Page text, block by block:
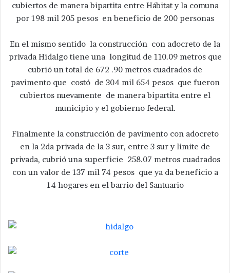
cubiertos de manera bipartita entre Hábitat y la comuna
por 198 mil 205 pesos en beneficio de 200 personas
En el mismo sentido la construcción con adocreto de la
privada Hidalgo tiene una longitud de 110.09 metros que
cubrió un total de 672 .90 metros cuadrados de
pavimento que costó de 304 mil 654 pesos que fueron
cubiertos nuevamente de manera bipartita entre el
municipio y el gobierno federal.
Finalmente la construcción de pavimento con adocreto
en la 2da privada de la 3 sur, entre 3 sur y limite de
privada, cubrió una superficie 258.07 metros cuadrados
con un valor de 137 mil 74 pesos que ya da beneficio a
14 hogares en el barrio del Santuario